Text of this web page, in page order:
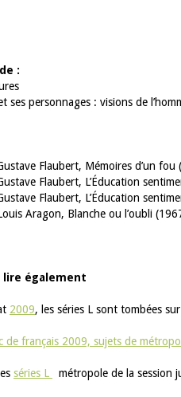
:
ses personnages : visions de
Flaubert, Mémoires d’un fou
Flaubert, L’Éducation
Flaubert, L’Éducation
Aragon, Blanche ou l’oubli
lire également
2009, les séries L sont tombées
de français 2009, sujets de
les séries L métropole de la session